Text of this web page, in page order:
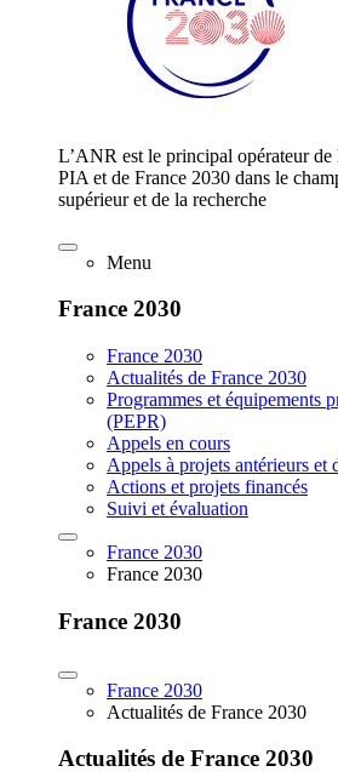
L’ANR est le principal opérateur de
PIA et de France 2030 dans le
supérieur et de la recherche
Menu
France 2030
France 2030
Actualités de France 2030
Programmes et équipements
(PEPR)
Appels en cours
Appels à projets antérieurs et
Actions et projets financés
Suivi et évaluation
France 2030
France 2030
France 2030
France 2030
Actualités de France 2030
Actualités de France 2030